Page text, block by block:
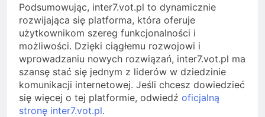
Podsumowując, inter7.vot.pl to dynamicznie
rozwijająca się platforma, która oferuje
użytkownikom szereg funkcjonalności i
możliwości. Dzięki ciągłemu rozwojowi i
wprowadzaniu nowych rozwiązań, inter7.vot.pl ma
szansę stać się jednym z liderów w dziedzinie
komunikacji internetowej. Jeśli chcesz dowiedzieć
się więcej o tej platformie, odwiedź oficjalną
stronę inter7.vot.pl.